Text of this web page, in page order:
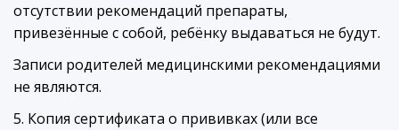
отсутствии рекомендаций препараты,
привезённые с собой, ребёнку выдаваться не будут.
Записи родителей медицинскими рекомендациями
не являются.
5. Копия сертификата о прививках (или все